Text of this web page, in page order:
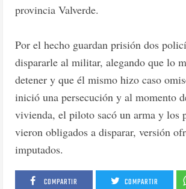
provincia Valverde.
Por el hecho guardan prisión dos
dispararle al militar, alegando que lo
detener y que él mismo hizo caso
inició una persecución y al momento
vivienda, el piloto sacó un arma y los
vieron obligados a disparar, versión
imputados.
COMPARTIR COMPARTIR